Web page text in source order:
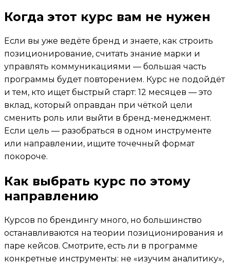
Когда этот курс вам не нужен
Если вы уже ведёте бренд и знаете, как строить
позиционирование, считать знание марки и
управлять коммуникациями — большая часть
программы будет повторением. Курс не подойдёт
и тем, кто ищет быстрый старт: 12 месяцев — это
вклад, который оправдан при чёткой цели
сменить роль или выйти в бренд-менеджмент.
Если цель — разобраться в одном инструменте
или направлении, ищите точечный формат
покороче.
Как выбрать курс по этому
направлению
Курсов по брендингу много, но большинство
останавливаются на теории позиционирования и
паре кейсов. Смотрите, есть ли в программе
конкретные инструменты: не «изучим аналитику»,